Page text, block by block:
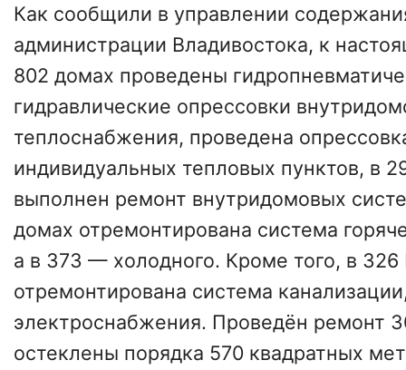
Как сообщили в управлении
администрации Владивостока, к
802 домах проведены
гидравлические опрессовки
теплоснабжения, проведена
индивидуальных тепловых пунктов, в
выполнен ремонт внутридомовых
домах отремонтирована система
а в 373 — холодного. Кроме того, в
отремонтирована система
электроснабжения. Проведён ремонт
остеклены порядка 570 квадратных